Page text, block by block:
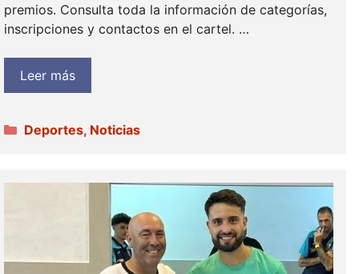
premios. Consulta toda la información de categorías,
inscripciones y contactos en el cartel. …
Leer más
Categorías
Deportes, Noticias